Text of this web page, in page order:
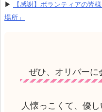
▶
【感謝】ボランティアの皆
場所」
ぜひ、オリバーに
人懐っこくて、優